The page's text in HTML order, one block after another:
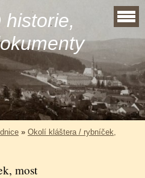
historie,
» Okolí kláštera / rybníček,
most